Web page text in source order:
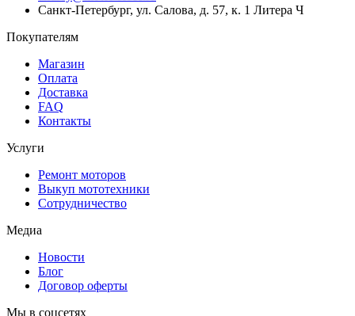
Санкт-Петербург, ул. Салова, д. 57, к. 1 Литера Ч
Покупателям
Магазин
Оплата
Доставка
FAQ
Контакты
Услуги
Ремонт моторов
Выкуп мототехники
Сотрудничество
Медиа
Новости
Блог
Договор оферты
Мы в соцсетях